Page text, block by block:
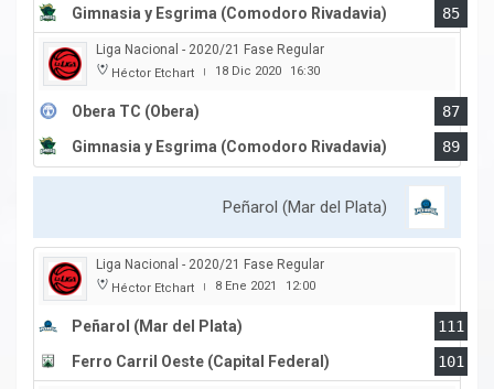
Gimnasia y Esgrima (Comodoro Rivadavia)
85
Liga Nacional - 2020/21 Fase Regular
Héctor Etchart | 18 Dic 2020 16:30
Obera TC (Obera)
87
Gimnasia y Esgrima (Comodoro Rivadavia)
89
Peñarol (Mar del Plata)
Liga Nacional - 2020/21 Fase Regular
Héctor Etchart | 8 Ene 2021 12:00
Peñarol (Mar del Plata)
111
Ferro Carril Oeste (Capital Federal)
101